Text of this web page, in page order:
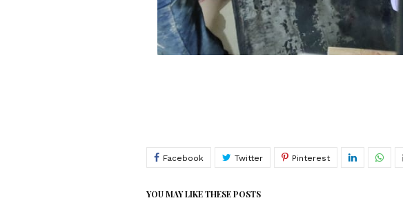
YOU MAY LIKE THESE POSTS